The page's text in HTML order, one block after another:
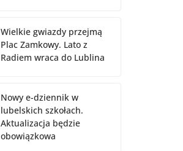
Wielkie gwiazdy przejmą
Plac Zamkowy. Lato z
Radiem wraca do Lublina
Nowy e-dziennik w
lubelskich szkołach.
Aktualizacja będzie
obowiązkowa